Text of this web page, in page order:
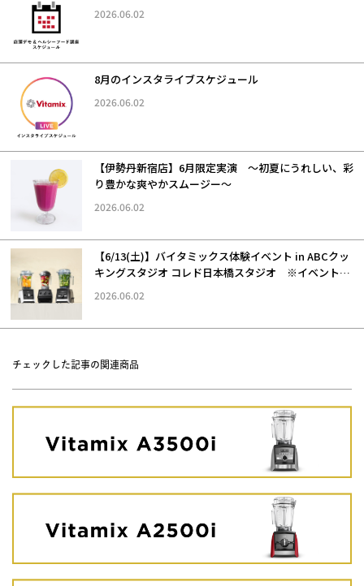
2026.06.02
8月のインスタライブスケジュール
2026.06.02
【伊勢丹新宿店】6月限定実演 ～初夏にうれしい、彩
り豊かな爽やかスムージー～
2026.06.02
【6/13(土)】バイタミックス体験イベント in ABCクッ
キングスタジオ コレド日本橋スタジオ ※イベントは
終了しました。
2026.06.02
チェックした記事の関連商品